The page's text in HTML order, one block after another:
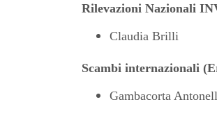
Rilevazioni Nazionali
Claudia Brilli
Scambi internazionali
Gambacorta